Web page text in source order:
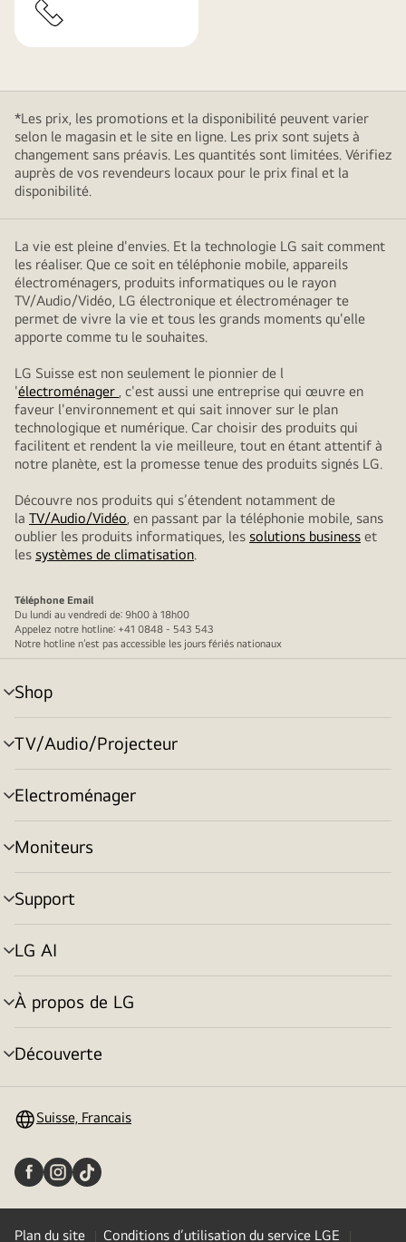
*Les prix, les promotions et la disponibilité peuvent varier
selon le magasin et le site en ligne. Les prix sont sujets à
changement sans préavis. Les quantités sont limitées. Vérifiez
auprès de vos revendeurs locaux pour le prix final et la
disponibilité.
La vie est pleine d'envies. Et la technologie LG sait comment
les réaliser. Que ce soit en téléphonie mobile, appareils
électroménagers, produits informatiques ou le rayon
TV/Audio/Vidéo, LG électronique et électroménager te
permet de vivre la vie et tous les grands moments qu'elle
apporte comme tu le souhaites.
LG Suisse est non seulement le pionnier de l
'électroménager , c'est aussi une entreprise qui œuvre en
faveur l'environnement et qui sait innover sur le plan
technologique et numérique. Car choisir des produits qui
facilitent et rendent la vie meilleure, tout en étant attentif à
notre planète, est la promesse tenue des produits signés LG.
Découvre nos produits qui s’étendent notamment de
la TV/Audio/Vidéo, en passant par la téléphonie mobile, sans
oublier les produits informatiques, les solutions business et
les systèmes de climatisation.
Téléphone Email
Du lundi au vendredi de: 9h00 à 18h00
Appelez notre hotline: +41 0848 - 543 543
Notre hotline n’est pas accessible les jours fériés nationaux
Shop
menu
déroulant
TV/Audio/Projecteur
menu
déroulant
Electroménager
menu
déroulant
Moniteurs
menu
déroulant
Support
menu
déroulant
LG AI
menu
déroulant
À propos de LG
menu
déroulant
Découverte
menu
Suisse, Francais
Plan du site Conditions d’utilisation du service LGE